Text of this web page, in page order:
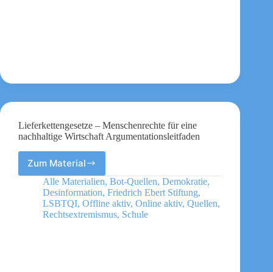
Lieferkettengesetze – Menschenrechte für eine
nachhaltige Wirtschaft Argumentationsleitfaden
Zum MaterialLieferkettengesetze
–
Menschenrechte
für
eine
Alle Materialien, Bot-Quellen, Demokratie,
Desinformation, Friedrich Ebert Stiftung,
LSBTQI, Offline aktiv, Online aktiv, Quellen,
Rechtsextremismus, Schule